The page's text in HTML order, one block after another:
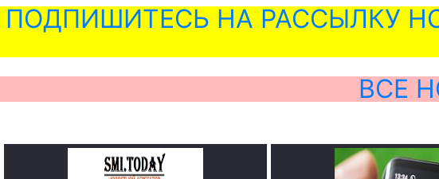
ПОДПИШИТЕСЬ НА РАССЫЛКУ
ВСЕ